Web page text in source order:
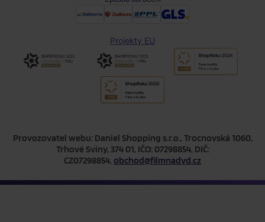
Projekty EU
Provozovatel webu: Daniel Shopping s.r.o., Trocnovská 1060,
Trhové Sviny, 374 01, IČO: 07298854, DIČ:
CZ07298854, obchod@filmnadvd.cz